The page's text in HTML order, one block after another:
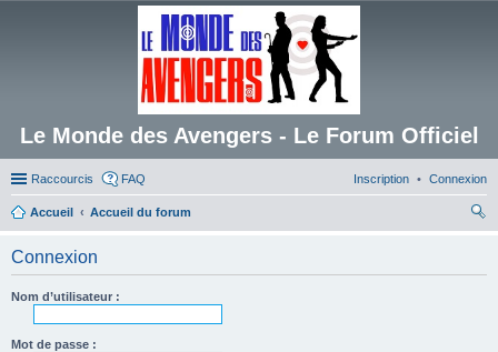
Le Monde des Avengers - Le Forum Officiel
Raccourcis FAQ Connexion
Inscription
Accueil
Accueil du forum
Connexion
Nom d’utilisateur :
Mot de passe :